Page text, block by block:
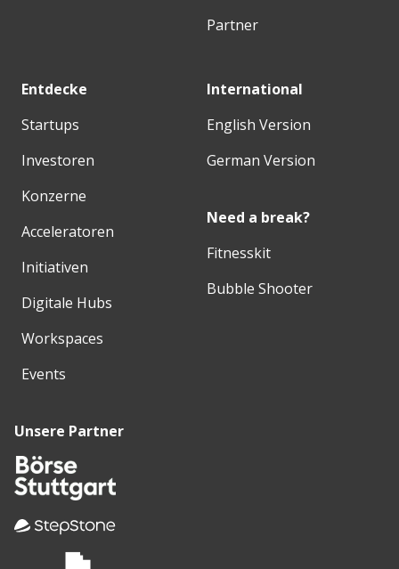
Partner
Entdecke
Startups
Investoren
Konzerne
Acceleratoren
Initiativen
Digitale Hubs
Workspaces
Events
International
English Version
German Version
Need a break?
Fitnesskit
Bubble Shooter
Unsere Partner